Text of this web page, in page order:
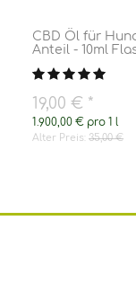
CBD Öl für
Anteil - 10ml
19,00 € *
1.900,00 € pro 1 l
Alter Preis:35,00 €